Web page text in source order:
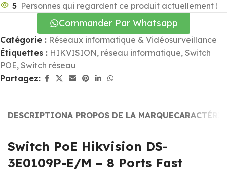
5 Personnes qui regardent ce produit actuellement !
Commander Par Whatsapp
Catégorie : Réseaux informatique & Vidéosurveillance
Étiquettes : HIKVISION, réseau informatique, Switch
POE, Switch réseau
Partagez:
DESCRIPTIONA PROPOS DE LA MARQUE
Switch PoE Hikvision DS-
3E0109P-E/M – 8 Ports Fast